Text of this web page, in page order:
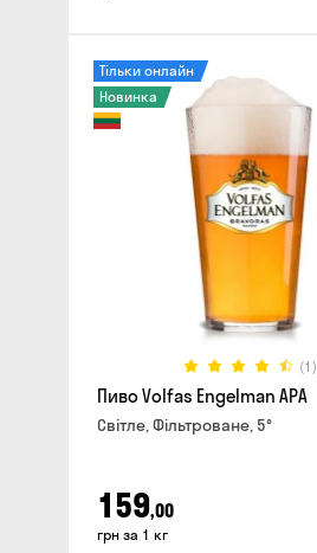
(1)
Тільки онлайн
Новинка
Пиво Volfas Engelman APA
Світле, Фільтроване, 5°
159,00
грн за 1 кг